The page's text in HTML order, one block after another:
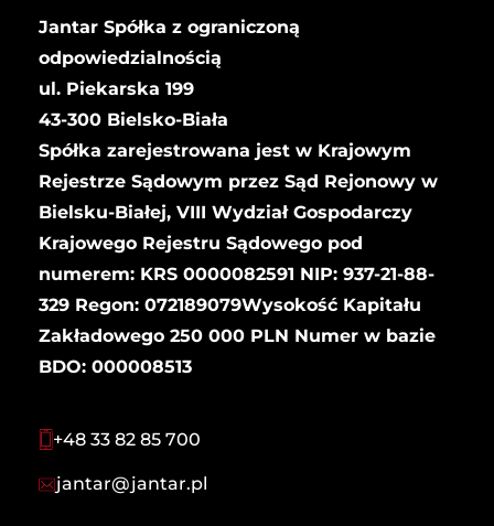
Jantar Spółka z ograniczoną
odpowiedzialnością
ul. Piekarska 199
43-300 Bielsko-Biała
Spółka zarejestrowana jest w Krajowym
Rejestrze Sądowym przez Sąd Rejonowy w
Bielsku-Białej, VIII Wydział Gospodarczy
Krajowego Rejestru Sądowego pod
numerem: KRS 0000082591 NIP: 937-21-88-
329 Regon: 072189079Wysokość Kapitału
Zakładowego 250 000 PLN Numer w bazie
BDO: 000008513
+48 33 82 85 700
jantar@jantar.pl